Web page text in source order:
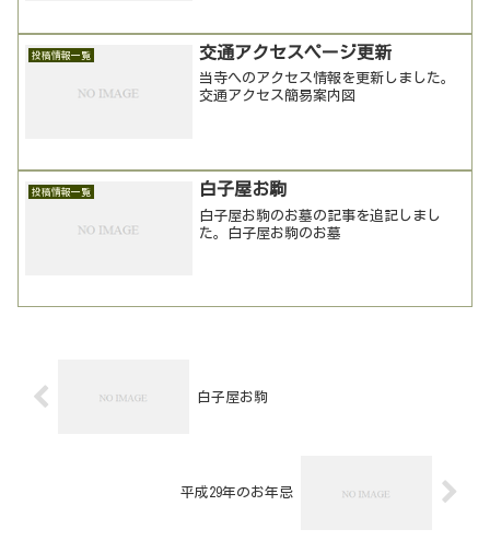
投稿情報一覧 交通アクセスページ更新
当寺へのアクセス情報を更新しました。
交通アクセス簡易案内図
投稿情報一覧 白子屋お駒
白子屋お駒のお墓の記事を追記しまし
た。白子屋お駒のお墓
白子屋お駒
平成29年のお年忌